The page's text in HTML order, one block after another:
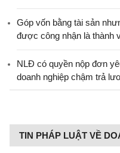
Góp vốn bằng tài sản
được công nhận là thành
NLĐ có quyền nộp đơn
doanh nghiệp chậm trả
TIN PHÁP LUẬT VỀ